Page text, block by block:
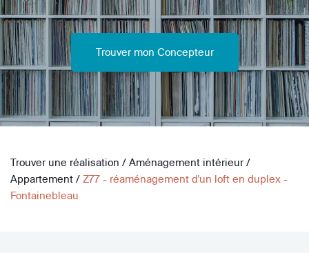
Trouver mon Concepteur
Trouver une réalisation / Aménagement intérieur /
Appartement / Z77 - réaménagement d'un loft en duplex -
Fontainebleau